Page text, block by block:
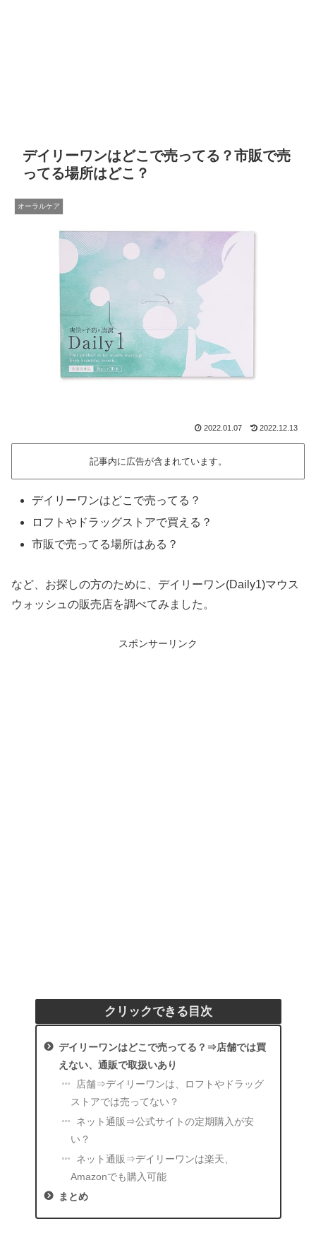
デイリーワンはどこで売ってる？市販で売
ってる場所はどこ？
オーラルケア
2022.01.07 2022.12.13
記事内に広告が含まれています。
デイリーワンはどこで売ってる？
ロフトやドラッグストアで買える？
市販で売ってる場所はある？
など、お探しの方のために、デイリーワン(Daily1)マウス
ウォッシュの販売店を調べてみました。
スポンサーリンク
クリックできる目次
デイリーワンはどこで売ってる？⇒店舗では買
えない、通販で取扱いあり
店舗⇒デイリーワンは、ロフトやドラッグ
ストアでは売ってない？
ネット通販⇒公式サイトの定期購入が安
い？
ネット通販⇒デイリーワンは楽天、
Amazonでも購入可能
まとめ